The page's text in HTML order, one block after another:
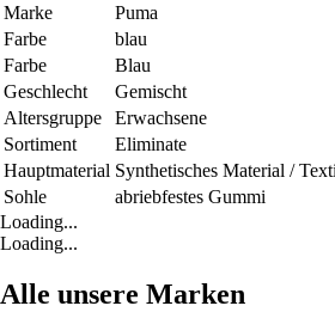
Marke
Puma
Farbe
blau
Farbe
Blau
Geschlecht
Gemischt
Altersgruppe
Erwachsene
Sortiment
Eliminate
Hauptmaterial Synthetisches Material /
Sohle
abriebfestes Gummi
Loading...
Loading...
Alle unsere Marken